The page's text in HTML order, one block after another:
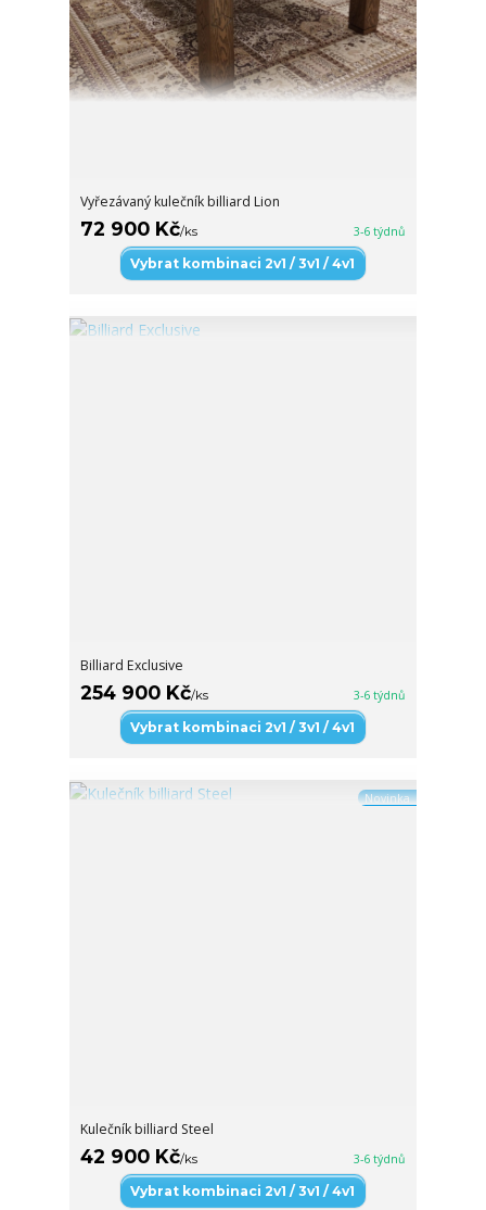
Vyřezávaný kulečník billiard Lion
72 900 Kč/ks 3-6 týdnů
Vybrat kombinaci 2v1 / 3v1 / 4v1
Billiard Exclusive
254 900 Kč/ks 3-6 týdnů
Vybrat kombinaci 2v1 / 3v1 / 4v1
Novinka
Kulečník billiard Steel
42 900 Kč/ks 3-6 týdnů
Vybrat kombinaci 2v1 / 3v1 / 4v1